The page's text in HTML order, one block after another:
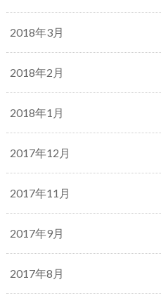
2018年3月
2018年2月
2018年1月
2017年12月
2017年11月
2017年9月
2017年8月